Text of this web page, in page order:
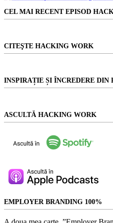
CEL MAI RECENT EPISOD
CITEŞTE HACKING WORK
INSPIRAȚIE ȘI ÎNCREDERE DIN
ASCULTĂ HACKING WORK
EMPLOYER BRANDING 100%